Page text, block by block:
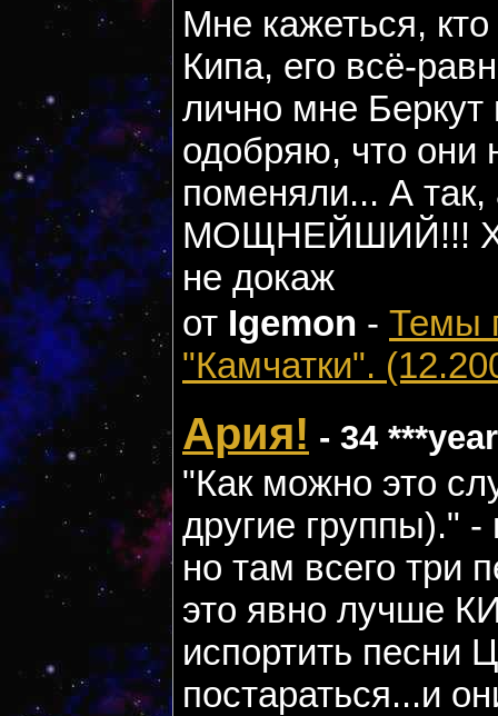
Мне кажеться,
Кипа, его всё-
лично мне
одобряю, что они
поменяли... А
МОЩНЕЙШИЙ!!!
не докаж
от Igemon - Темы
"Камчатки".
Ария! - 34
"Как можно это
другие группы)."
но там всего три
это явно лучше
испортить песни
постараться...и